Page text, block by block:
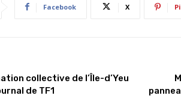
Facebook X
collective de l’Île-d’Yeu
de TF1